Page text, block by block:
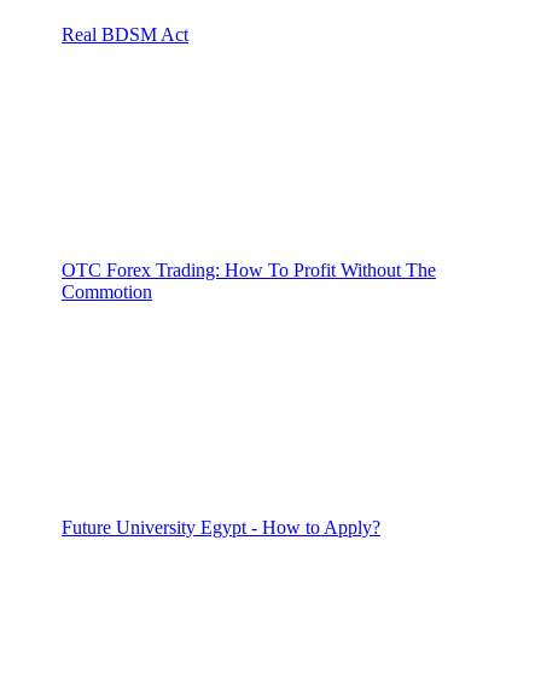
Real BDSM Act
OTC Forex Trading: How To Profit Without The
Commotion
Future University Egypt - How to Apply?